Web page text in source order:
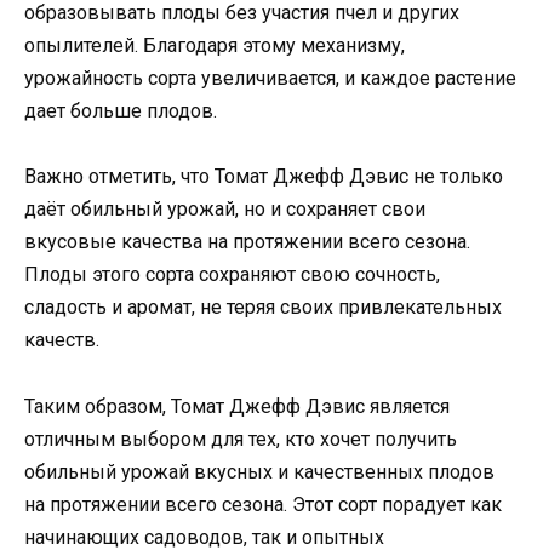
образовывать плоды без участия пчел и других
опылителей. Благодаря этому механизму,
урожайность сорта увеличивается, и каждое растение
дает больше плодов.
Важно отметить, что Томат Джефф Дэвис не только
даёт обильный урожай, но и сохраняет свои
вкусовые качества на протяжении всего сезона.
Плоды этого сорта сохраняют свою сочность,
сладость и аромат, не теряя своих привлекательных
качеств.
Таким образом, Томат Джефф Дэвис является
отличным выбором для тех, кто хочет получить
обильный урожай вкусных и качественных плодов
на протяжении всего сезона. Этот сорт порадует как
начинающих садоводов, так и опытных